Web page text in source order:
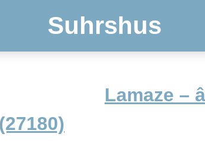
Suhrshus
Lamaze –